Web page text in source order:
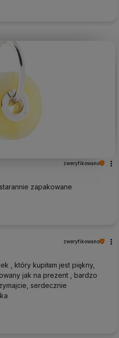
zweryfikowano
zapakowane
zweryfikowano
, który kupiłam jest piękny,
jak na prezent , bardzo
serdecznie